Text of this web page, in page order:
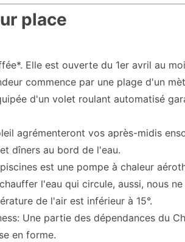
place
Elle est ouverte du 1er avril au
commence par une plage d'un
d'un volet roulant automatisé
agrémenteront vos après-midis
dîners au bord de l'eau.
est une pompe à chaleur
l'eau qui circule, aussi, nous
de l'air est inférieur à 15°.
Une partie des dépendances du
en forme.